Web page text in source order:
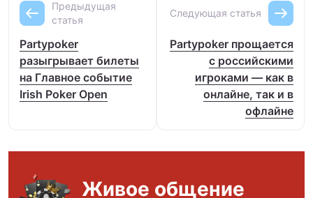
Предыдущая
статья
Partypoker
разыгрывает билеты
на Главное событие
Irish Poker Open
Следующая статья
Partypoker прощается
с российскими
игроками — как в
онлайне, так и в
офлайне
Живое общение